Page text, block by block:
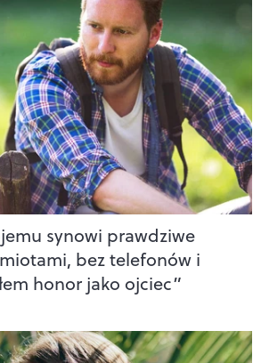
synowi prawdziwe
bez telefonów i
honor jako ojciec”